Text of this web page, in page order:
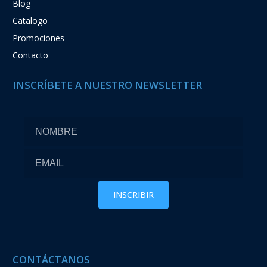
Blog
Catalogo
Promociones
Contacto
INSCRÍBETE A NUESTRO NEWSLETTER
CONTÁCTANOS